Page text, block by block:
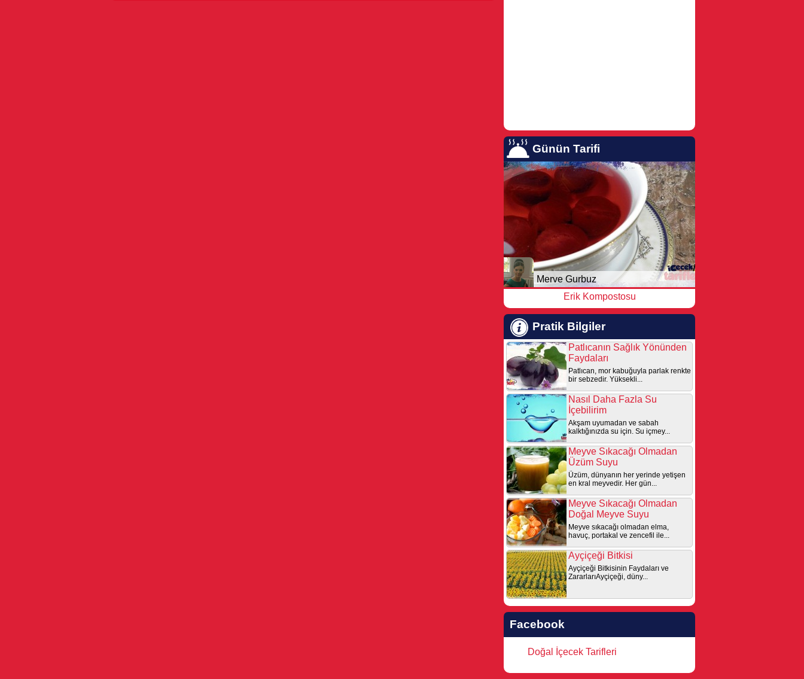
Günün Tarifi
Merve Gurbuz
Erik Kompostosu
Pratik Bilgiler
Patlıcanın Sağlık Yönünden
Faydaları
Patlıcan, mor kabuğuyla parlak renkte
bir sebzedir. Yüksekli...
Nasıl Daha Fazla Su
İçebilirim
Akşam uyumadan ve sabah
kalktığınızda su için. Su içmey...
Meyve Sıkacağı Olmadan
Üzüm Suyu
Üzüm, dünyanın her yerinde yetişen
en kral meyvedir. Her gün...
Meyve Sıkacağı Olmadan
Doğal Meyve Suyu
Meyve sıkacağı olmadan elma,
havuç, portakal ve zencefil ile...
Ayçiçeği Bitkisi
Ayçiçeği Bitkisinin Faydaları ve
ZararlarıAyçiçeği, düny...
Facebook
Doğal İçecek Tarifleri